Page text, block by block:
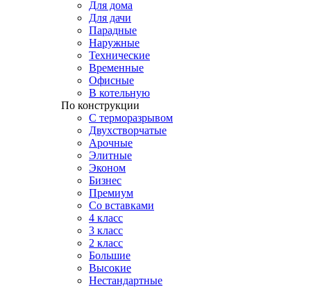
Для дома
Для дачи
Парадные
Наружные
Технические
Временные
Офисные
В котельную
По конструкции
С терморазрывом
Двухстворчатые
Арочные
Элитные
Эконом
Бизнес
Премиум
Со вставками
4 класс
3 класс
2 класс
Большие
Высокие
Нестандартные